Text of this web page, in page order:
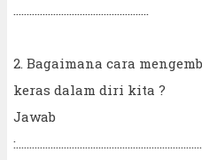
...................................................
2. Bagaimana cara
keras dalam diri kita ?
Jawab